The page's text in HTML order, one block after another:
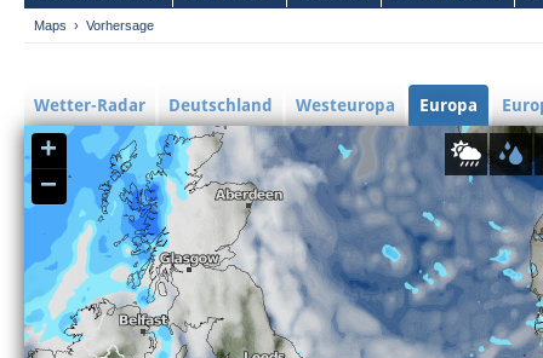
Maps Vorhersage
Wetter-Radar Deutschland Westeuropa Europa
+ Zoom
In
− Zoom
Out